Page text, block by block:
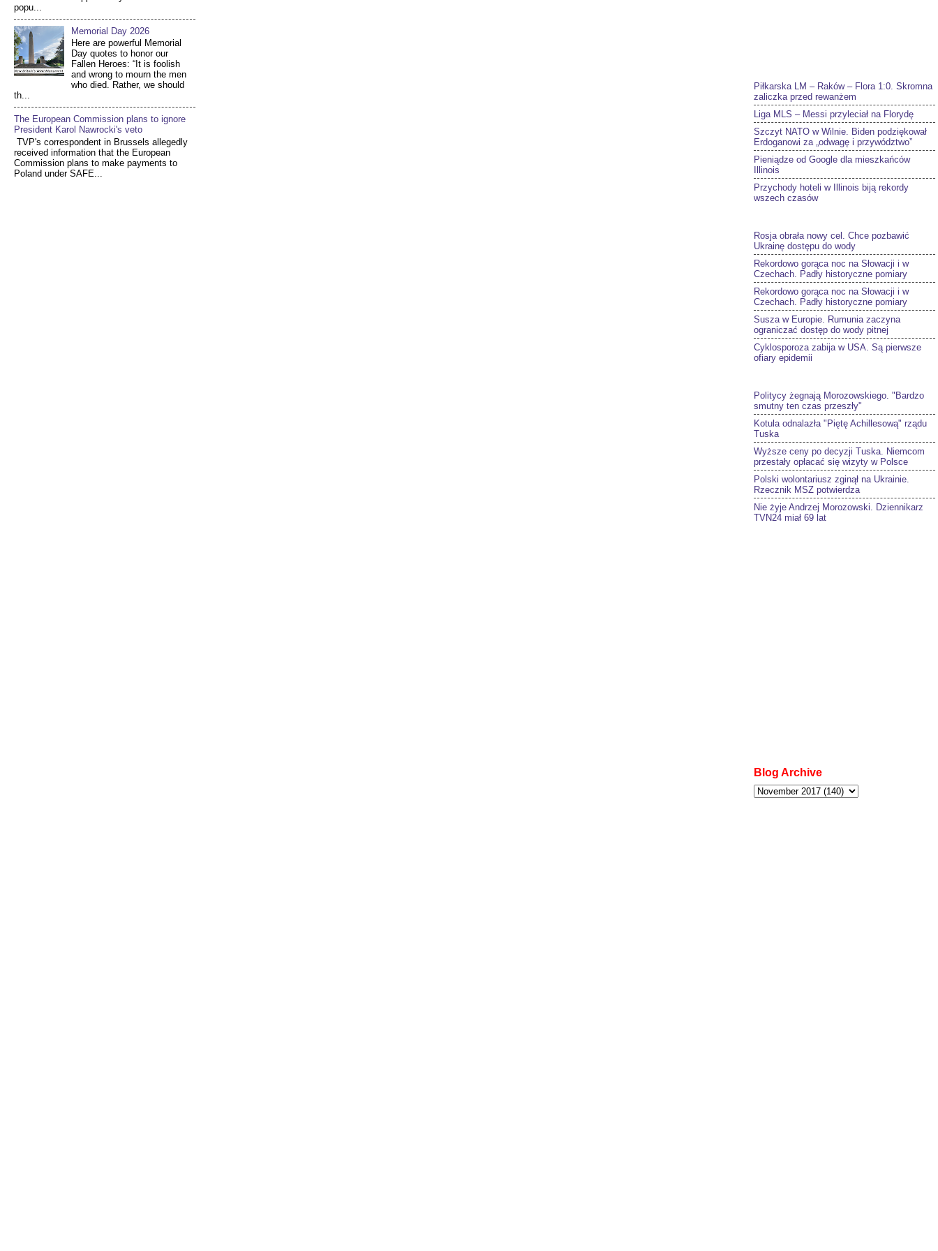
popu...
Memorial Day 2026
Here are powerful Memorial
Day quotes to honor our
Fallen Heroes: “It is foolish
and wrong to mourn the men
who died. Rather, we should
th...
The European Commission plans to ignore
President Karol Nawrocki's veto
TVP's correspondent in Brussels allegedly
received information that the European
Commission plans to make payments to
Poland under SAFE...
Piłkarska LM – Raków – Flora 1:0. Skromna
zaliczka przed rewanżem
Liga MLS – Messi przyleciał na Florydę
Szczyt NATO w Wilnie. Biden podziękował
Erdoganowi za „odwagę i przywództwo”
Pieniądze od Google dla mieszkańców
Illinois
Przychody hoteli w Illinois biją rekordy
wszech czasów
Rosja obrała nowy cel. Chce pozbawić
Ukrainę dostępu do wody
Rekordowo gorąca noc na Słowacji i w
Czechach. Padły historyczne pomiary
Rekordowo gorąca noc na Słowacji i w
Czechach. Padły historyczne pomiary
Susza w Europie. Rumunia zaczyna
ograniczać dostęp do wody pitnej
Cyklosporoza zabija w USA. Są pierwsze
ofiary epidemii
Politycy żegnają Morozowskiego. "Bardzo
smutny ten czas przeszły"
Kotula odnalazła "Piętę Achillesową" rządu
Tuska
Wyższe ceny po decyzji Tuska. Niemcom
przestały opłacać się wizyty w Polsce
Polski wolontariusz zginął na Ukrainie.
Rzecznik MSZ potwierdza
Nie żyje Andrzej Morozowski. Dziennikarz
TVN24 miał 69 lat
Blog Archive